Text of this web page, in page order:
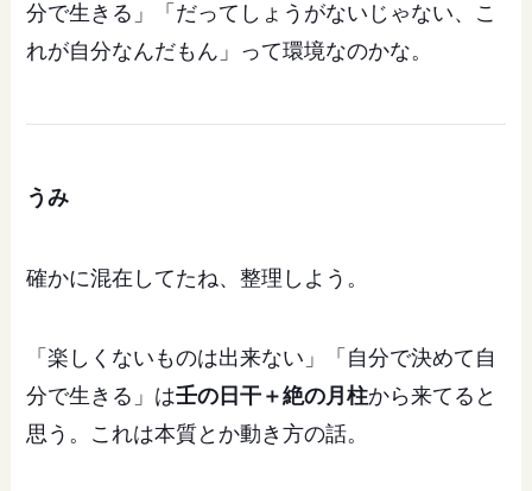
分で生きる」「だってしょうがないじゃない、こ
れが自分なんだもん」って環境なのかな。
うみ
確かに混在してたね、整理しよう。
「楽しくないものは出来ない」「自分で決めて自
分で生きる」は壬の日干＋絶の月柱から来てると
思う。これは本質とか動き方の話。